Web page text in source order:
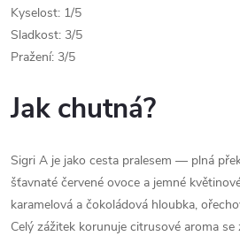
Kyselost: 1/5
Sladkost: 3/5
Pražení: 3/5
Jak chutná?
Sigri A je jako cesta pralesem — plná
šťavnaté červené ovoce a jemné
karamelová a čokoládová hloubka,
Celý zážitek korunuje citrusové aroma